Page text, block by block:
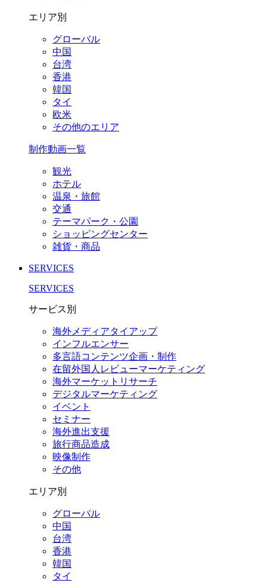
エリア別
グローバル
中国
台湾
香港
韓国
タイ
欧米
その他のエリア
制作動画一覧
観光
ホテル
温泉・旅館
交通
テーマパーク・公園
ショッピングセンター
雑貨・商品
SERVICES
SERVICES
サービス別
海外メディアタイアップ
インフルエンサー
多言語コンテンツ企画・制作
在留外国⼈レビューマーケティング
海外マーケットリサーチ
デジタルマーケティング
イベント
セミナー
海外進出支援
旅行商品造成
映像制作
その他
エリア別
グローバル
中国
台湾
香港
韓国
タイ